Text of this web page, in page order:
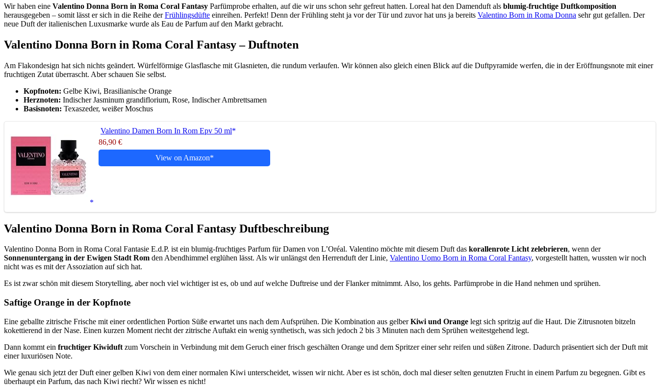
Wir haben eine Valentino Donna Born in Roma Coral Fantasy Parfümprobe erhalten, auf die wir uns schon sehr gefreut hatten. Loreal hat den Damenduft als blumig-fruchtige Duftkomposition
herausgegeben – somit lässt er sich in die Reihe derFrühlingsdüfte einreihen. Perfekt! Denn der Frühling steht ja vor der Tür und zuvor hat uns ja bereits Valentino Born in Roma Donna sehr gut gefallen. Der
neue Duft der italienischen Luxusmarke wurde als Eau de Parfum auf den Markt gebracht.
Valentino Donna Born in Roma Coral Fantasy – Duftnoten
Am Flakondesign hat sich nichts geändert. Würfelförmige Glasflasche mit Glasnieten, die rundum verlaufen. Wir können also gleich einen Blick auf die Duftpyramide werfen, die in der Eröffnungsnote mit einer
fruchtigen Zutat überrascht. Aber schauen Sie selbst.
Kopfnoten: Gelbe Kiwi, Brasilianische Orange
Herznoten: Indischer Jasminum grandiflorium, Rose, Indischer Ambrettsamen
Basisnoten: Texaszeder, weißer Moschus
Valentino Damen Born In Rom Epv 50 ml
86,90 €
View on Amazon
Valentino Donna Born in Roma Coral Fantasy Duftbeschreibung
Valentino Donna Born in Roma Coral Fantasie E.d.P. ist ein blumig-fruchtiges Parfum für Damen von L’Oréal. Valentino möchte mit diesem Duft das korallenrote Licht zelebrieren, wenn der
Sonnenuntergang in der Ewigen Stadt Rom den Abendhimmel erglühen lässt. Als wir unlängst den Herrenduft der Linie, Valentino Uomo Born in Roma Coral Fantasy, vorgestellt hatten, wussten wir noch
nicht was es mit der Assoziation auf sich hat.
Es ist zwar schön mit diesem Storytelling, aber noch viel wichtiger ist es, ob und auf welche Duftreise und der Flanker mitnimmt. Also, los gehts. Parfümprobe in die Hand nehmen und sprühen.
Saftige Orange in der Kopfnote
Eine geballte zitrische Frische mit einer ordentlichen Portion Süße erwartet uns nach dem Aufsprühen. Die Kombination aus gelberKiwi und Orange legt sich spritzig auf die Haut. Die Zitrusnoten bitzeln
kokettierend in der Nase. Einen kurzen Moment riecht der zitrische Auftakt ein wenig synthetisch, was sich jedoch 2 bis 3 Minuten nach dem Sprühen weitestgehend legt.
Dann kommt ein fruchtiger Kiwiduft zum Vorschein in Verbindung mit dem Geruch einer frisch geschälten Orange und dem Spritzer einer sehr reifen und süßen Zitrone. Dadurch präsentiert sich der Duft mit
einer luxuriösen Note.
Wie genau sich jetzt der Duft einer gelben Kiwi von dem einer normalen Kiwi unterscheidet, wissen wir nicht. Aber es ist schön, doch mal dieser selten genutzten Frucht in einem Parfum zu begegnen. Gibt es
überhaupt ein Parfum, das nach Kiwi riecht? Wir wissen es nicht!